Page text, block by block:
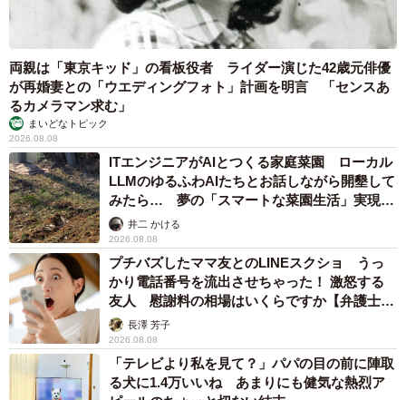
両親は「東京キッド」の看板役者 ライダー演じた42歳元俳優
が再婚妻との「ウエディングフォト」計画を明言 「センスあ
るカメラマン求む」
まいどなトピック
2026.08.08
ITエンジニアがAIとつくる家庭菜園 ローカル
LLMのゆるふわAIたちとお話しながら開墾して
みたら… 夢の「スマートな菜園生活」実現な
るか井二 かける
2026.08.08
プチバズしたママ友とのLINEスクショ うっ
かり電話番号を流出させちゃった！ 激怒する
友人 慰謝料の相場はいくらですか【弁護士が
解説】長澤 芳子
2026.08.08
「テレビより私を見て？」パパの目の前に陣取
る犬に1.4万いいね あまりにも健気な熱烈ア